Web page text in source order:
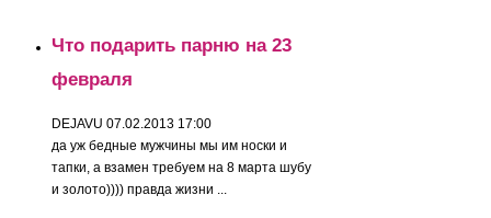
Что подарить парню на 23
февраля
DEJAVU 07.02.2013 17:00
да уж бедные мужчины мы им носки и
тапки, а взамен требуем на 8 марта шубу
и золото)))) правда жизни ...